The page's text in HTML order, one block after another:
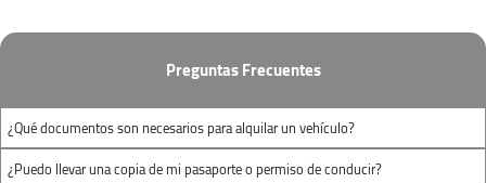
1.50mx1.20mx
(largo x ancho x
alto)
2.20mx1.30mx
1.40m
(largo x ancho x
alto)
Preguntas Frecuentes
¿Qué documentos son necesarios para alquilar un vehículo?
¿Puedo llevar una copia de mi pasaporte o permiso de conducir?